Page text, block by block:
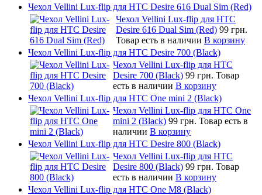
Чехол Vellini Lux-flip для HTC Desire 616 Dual Sim (Red)
Чехол Vellini Lux-flip для HTC
Desire 616 Dual Sim (Red) 99 грн.
Товар есть в наличии В корзину
Чехол Vellini Lux-flip для HTC Desire 700 (Black)
Чехол Vellini Lux-flip для HTC
Desire 700 (Black) 99 грн. Товар
есть в наличии В корзину
Чехол Vellini Lux-flip для HTC One mini 2 (Black)
Чехол Vellini Lux-flip для HTC One
mini 2 (Black) 99 грн. Товар есть в
наличии В корзину
Чехол Vellini Lux-flip для HTC Desire 800 (Black)
Чехол Vellini Lux-flip для HTC
Desire 800 (Black) 99 грн. Товар
есть в наличии В корзину
Чехол Vellini Lux-flip для HTC One M8 (Black)